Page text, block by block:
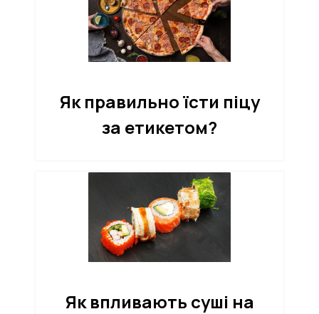
Як правильно їсти піцу
за етикетом?
Як впливають суші на